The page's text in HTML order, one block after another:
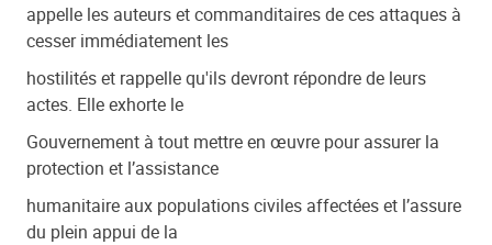
appelle les auteurs et commanditaires de ces attaques à
cesser immédiatement les
hostilités et rappelle qu'ils devront répondre de leurs
actes. Elle exhorte le
Gouvernement à tout mettre en œuvre pour assurer la
protection et l’assistance
humanitaire aux populations civiles affectées et l’assure
du plein appui de la